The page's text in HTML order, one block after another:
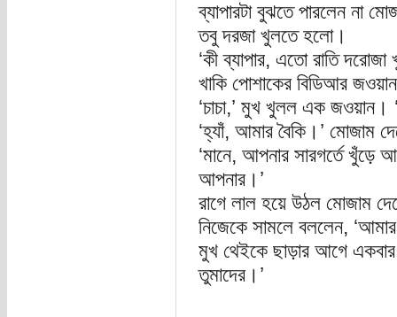
ব্যাপারটা বুঝতে পারলেন না
তবু দরজা খুলতে হলো।
‘কী ব্যাপার, এতো রাতি
খাকি পোশাকের বিডিআর
‘চাচা,’ মুখ খুলল এক জওয়ান।
‘হ্যাঁ, আমার বৈকি।’ মোজাম
‘মানে, আপনার সারগর্তে খুঁড়ে
আপনার।’
রাগে লাল হয়ে উঠল মোজাম
নিজেকে সামলে বললেন,
মুখ থেইকে ছাড়ার আগে
তুমাদের।’